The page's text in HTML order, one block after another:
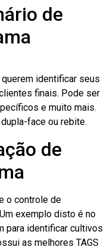
de
querem identificar seus
finais. Pode ser
e muito mais.
face ou rebite.
de
o controle de
exemplo disto é no
para identificar cultivos
as melhores TAGS